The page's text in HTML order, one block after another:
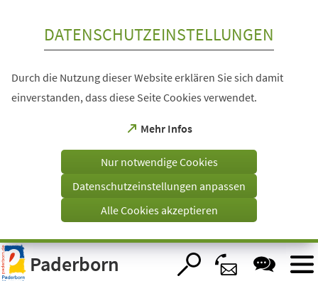
Visuelle
Assistenzsoftware
öffnen.
DATENSCHUTZEINSTELLUNGEN
Durch die Nutzung dieser Website erklären Sie sich damit
einverstanden, dass diese Seite Cookies verwendet.
Mehr Infos
(Öffnet
einem
Tab)
Nur notwendige Cookies
Datenschutzeinstellungen anpassen
Alle Cookies akzeptieren
Paderborn